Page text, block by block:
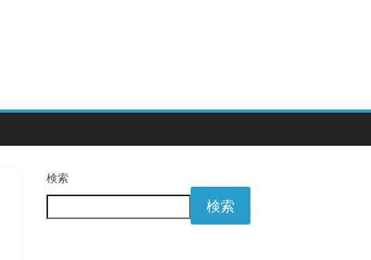
検索
検索